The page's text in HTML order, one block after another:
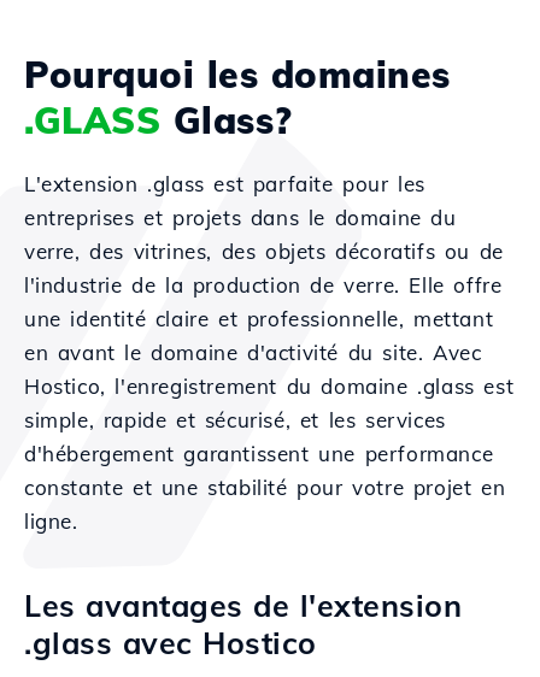
Pourquoi les domaines
.GLASS Glass?
L'extension .glass est parfaite pour les
entreprises et projets dans le domaine du
verre, des vitrines, des objets décoratifs ou de
l'industrie de la production de verre. Elle offre
une identité claire et professionnelle, mettant
en avant le domaine d'activité du site. Avec
Hostico, l'enregistrement du domaine .glass est
simple, rapide et sécurisé, et les services
d'hébergement garantissent une performance
constante et une stabilité pour votre projet en
ligne.
Les avantages de l'extension
.glass avec Hostico